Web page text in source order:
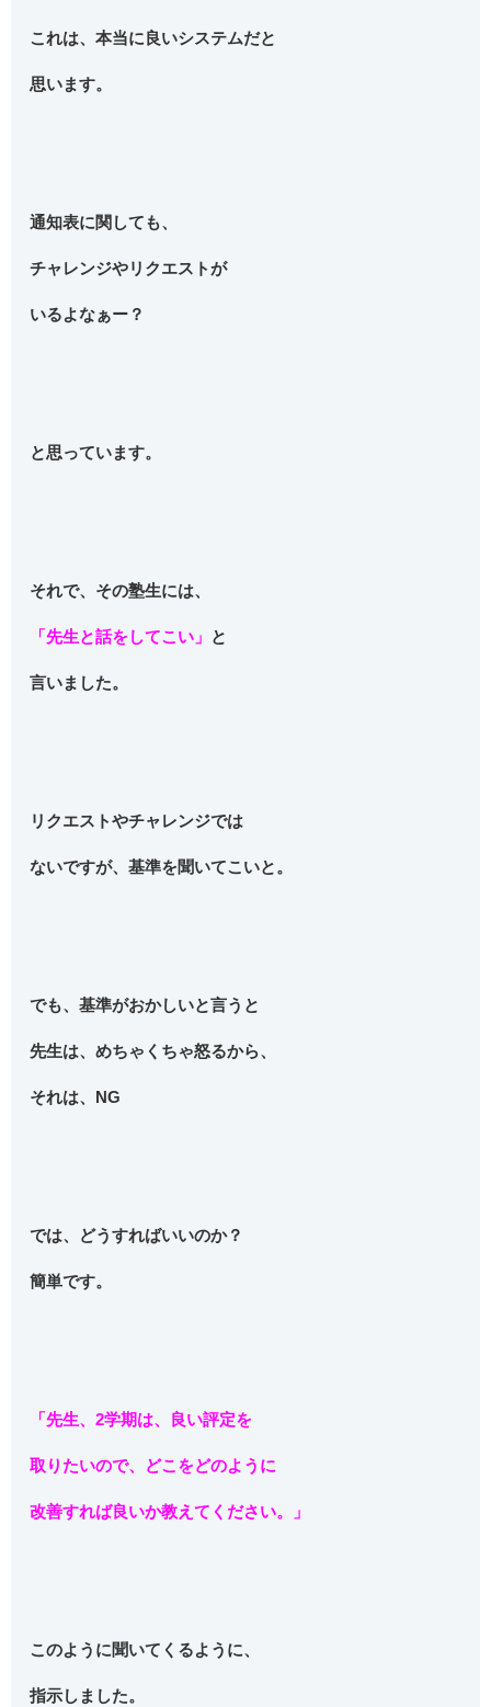
これは、本当に良いシステムだと
思います。
通知表に関しても、
チャレンジやリクエストが
いるよなぁー？
と思っています。
それで、その塾生には、
「先生と話をしてこい」 と
言いました。
リクエストやチャレンジでは
ないですが、基準を聞いてこいと。
でも、基準がおかしいと言うと
先生は、めちゃくちゃ怒るから、
それは、NG
では、どうすればいいのか？
簡単です。
「先生、2学期は、良い評定を
取りたいので、どこをどのように
改善すれば良いか教えてください。」
このように聞いてくるように、
指示しました。